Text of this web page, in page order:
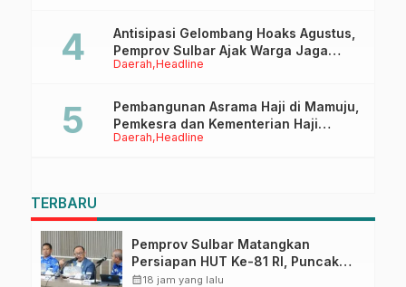
Daerah Headline
Antisipasi Gelombang Hoaks Agustus,
Pemprov Sulbar Ajak Warga Jaga
Ruang Digital
Daerah Headline
Pembangunan Asrama Haji di Mamuju,
Pemkesra dan Kementerian Haji
Sulbar Tinjau Lokasi
TERBARU
Pemprov Sulbar Matangkan
Persiapan HUT Ke-81 RI, Puncak
Upacara di Lapangan Ahmad
calendar_month18 jam yang lalu